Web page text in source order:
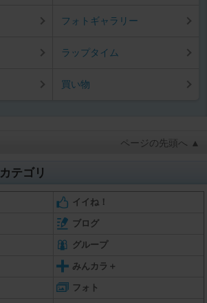
フォトギャラリー
ラップタイム
買い物
ページの先頭へ ▲
テゴリ
イイね！
ブログ
グループ
みんカラ＋
フォト